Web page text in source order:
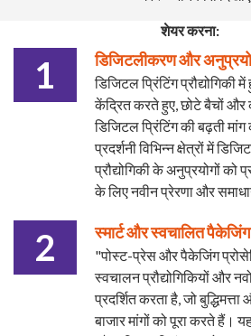
शेयर करना:
1 डिजिटलीकरण और
डिजिटल प्रिंटिंग प्रौद्योगिकी
केंद्रित करते हुए, छोटे बैचों और
डिजिटल प्रिंटिंग की बढ़ती
प्रदर्शनी विभिन्न क्षेत्रों में
प्रौद्योगिकी के अनुप्रयोगों को
के लिए नवीन प्रेरणा और
2 स्मार्ट और स्वचालित पैकेजिंग
"पोस्ट-प्रेस और पैकेजिंग
स्वचालन प्रौद्योगिकियों और
प्रदर्शित करता है, जो
बाजार मांगों को पूरा करते हैं।